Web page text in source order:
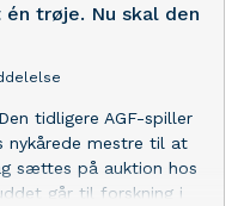
trøje. Nu skal den
tidligere AGF-spiller
nykårede mestre til at
sættes på auktion hos
går til forskning i